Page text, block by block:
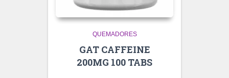
QUEMADORES
GAT CAFFEINE
200MG 100 TABS